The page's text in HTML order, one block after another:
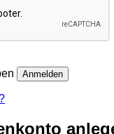
Anmelden